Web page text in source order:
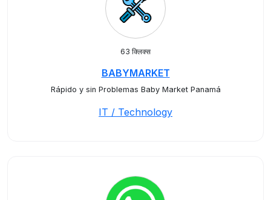
63 क्लिक्स
BABYMARKET
Rápido y sin Problemas Baby Market Panamá
IT / Technology